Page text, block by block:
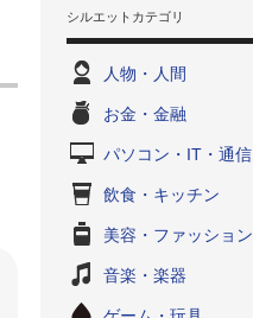
シルエットカテゴリ
人物・人間
お金・金融
パソコン・IT・通信
飲食・キッチン
美容・ファッション
音楽・楽器